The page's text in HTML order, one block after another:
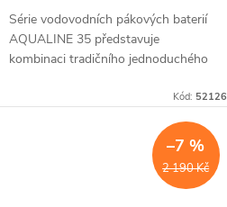
Série vodovodních pákových baterií
AQUALINE 35 představuje
kombinaci tradičního jednoduchého
příznivou cenu. Série: AQUALINE
Kód: 52126
2 190 Kč
–7 %